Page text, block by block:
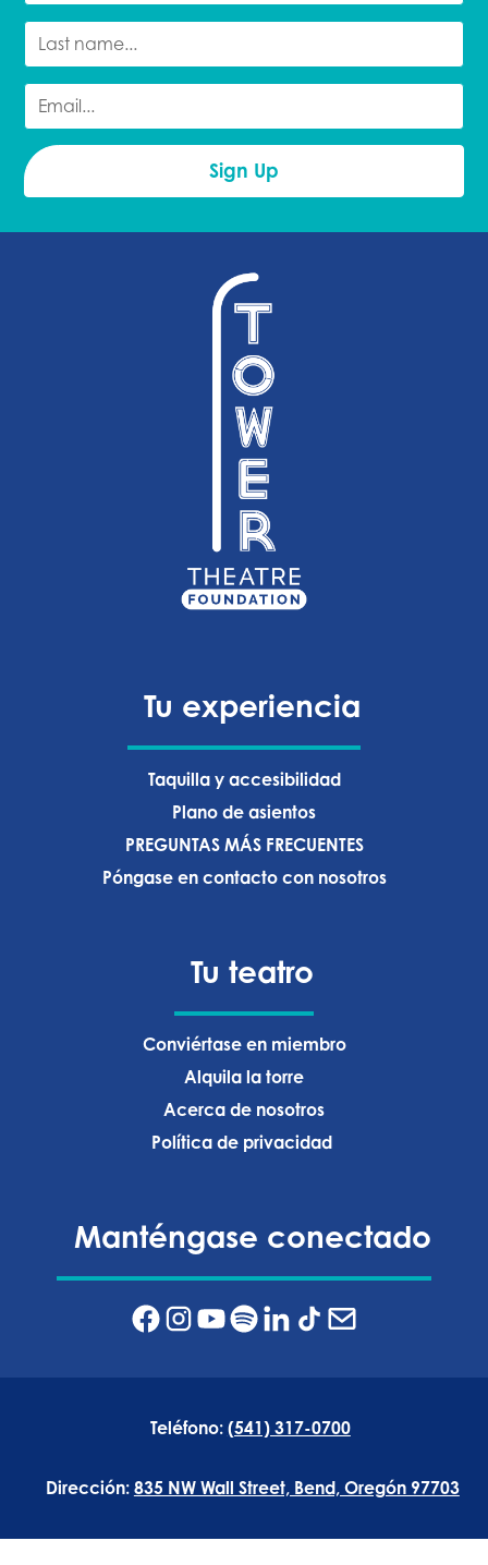
Tu experiencia
Taquilla y accesibilidad
Plano de asientos
PREGUNTAS MÁS FRECUENTES
Póngase en contacto con nosotros
Tu teatro
Conviértase en miembro
Alquila la torre
Acerca de nosotros
Política de privacidad ‍
Manténgase conectado
Teléfono: (541) 317-0700
Dirección: 835 NW Wall Street, Bend, Oregón 97703